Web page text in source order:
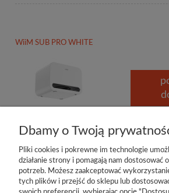
WiiM SUB PRO WHITE
Dbamy o Twoją
Pliki cookies i pokrewne im technologie
działanie strony i pomagają nam dostosować
potrzeb. Możesz zaakceptować
tych plików i przejść do sklepu lub